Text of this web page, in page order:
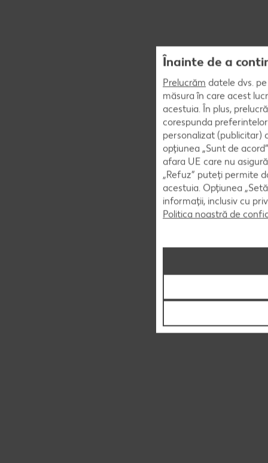
Înainte de a
Prelucrăm datele dvs.
măsura în care acest
acestuia. În plus,
corespunda
personalizat (publicitar)
opțiunea „Sunt de
afara UE care nu
„Refuz” puteți permite
acestuia. Opțiunea
informații, inclusiv cu
Politica noastră de